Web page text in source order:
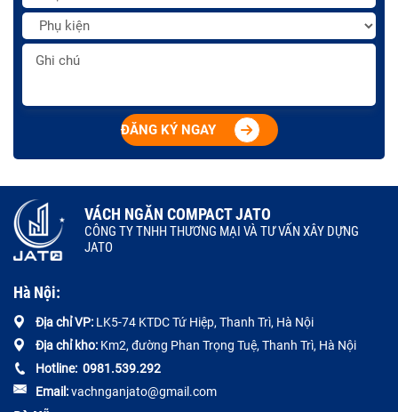
ĐĂNG KÝ NGAY
VÁCH NGĂN COMPACT JATO
CÔNG TY TNHH THƯƠNG MẠI VÀ TƯ VẤN XÂY DỰNG
JATO
Hà Nội:
Địa chỉ VP: LK5-74 KTDC Tứ Hiệp, Thanh Trì, Hà Nội
Địa chỉ kho: Km2, đường Phan Trọng Tuệ, Thanh Trì, Hà Nội
Hotline: 0981.539.292
Email:vachnganjato@gmail.com